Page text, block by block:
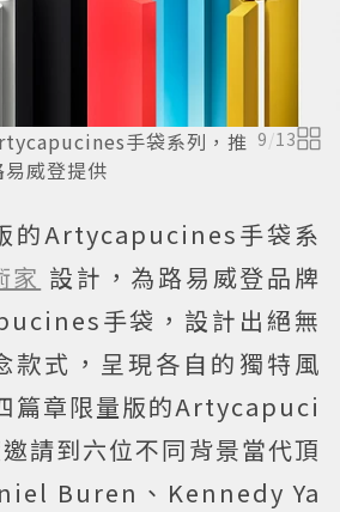
手袋系列，推
威登提供
9 /13
的Artycapucines手袋系
家 設計，為路易威登品牌
手袋，設計出絕無
款式，呈現各自的獨特風
篇章限量版的Artycapuci
請到六位不同背景當代頂
Buren、Kennedy Ya